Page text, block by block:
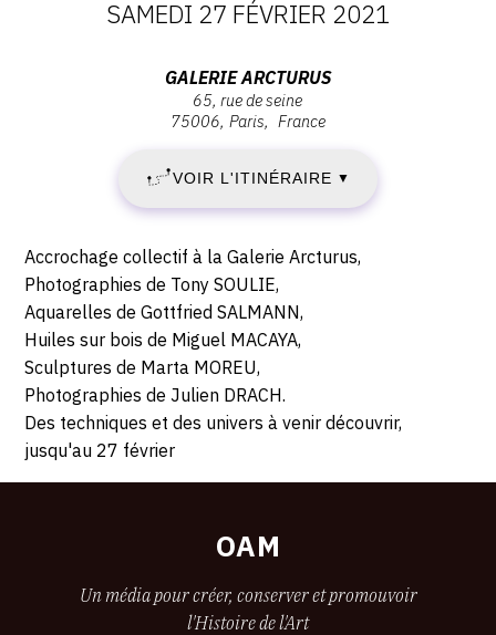
TWITTER
PINTEREST
DATES
:
VENDREDI
29
JANVIER
2021
-
SAMEDI
27
FÉVRIER
2021
SAMEDI 27 FÉVRIER 2021
de
Seine,
75006
Paris
GALERIE ARCTURUS
65, rue de seine
75006 Paris France
VOIR L'ITINÉRAIRE ▼
Description,
horaires...
Accrochage collectif à la Galerie Arcturus,
Photographies de Tony SOULIE,
Aquarelles de Gottfried SALMANN,
Huiles sur bois de Miguel MACAYA,
Sculptures de Marta MOREU,
Photographies de Julien DRACH.
Des techniques et des univers à venir découvrir,
jusqu'au 27 février
OAM
Un média pour créer, conserver et promouvoir
l'Histoire de l'Art